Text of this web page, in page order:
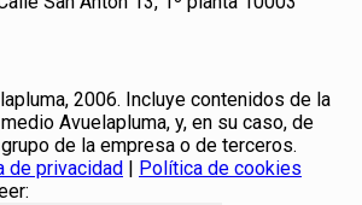
2006. Incluye contenidos de la
Avuelapluma, y, en su caso, de
de la empresa o de terceros.
de privacidad
Política de cookies